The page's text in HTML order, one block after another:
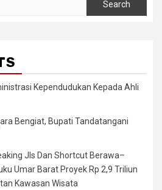
Kependudukan Kepada Ahli
Bengiat, Bupati Tandatangani
Jls Dan Shortcut Berawa–
Umar Barat Proyek Rp 2,9 Triliun
Kawasan Wisata